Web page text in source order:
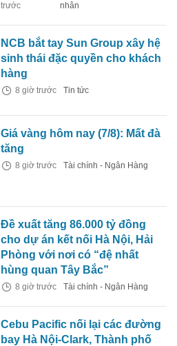
trước
nhân
NCB bắt tay Sun Group xây hệ
sinh thái đặc quyền cho khách
hàng
8 giờ trước Tin tức
Giá vàng hôm nay (7/8): Mất đà
tăng
8 giờ trước Tài chính - Ngân Hàng
Đề xuất tăng 86.000 tỷ đồng
cho dự án kết nối Hà Nội, Hải
Phòng với nơi có “đệ nhất
hùng quan Tây Bắc”
8 giờ trước Tài chính - Ngân Hàng
Cebu Pacific nối lại các đường
bay Hà Nội-Clark, Thành phố